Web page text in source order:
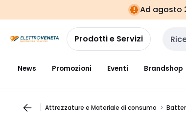
navigazionealla
pagina
Ad agosto
Prodotti e Servizi
News Promozioni Eventi Brandshop
Attrezzature e Materiale di consumo